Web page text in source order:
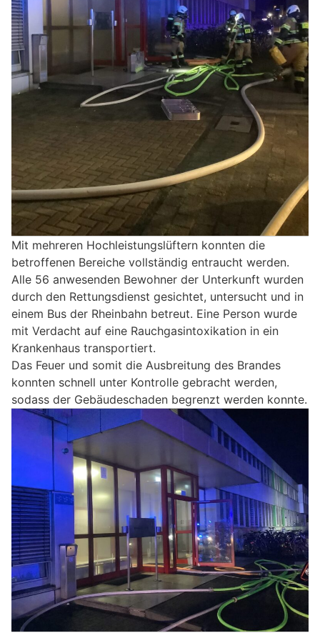
Mit mehreren Hochleistungslüftern konnten die
betroffenen Bereiche vollständig entraucht werden.
Alle 56 anwesenden Bewohner der Unterkunft wurden
durch den Rettungsdienst gesichtet, untersucht und in
einem Bus der Rheinbahn betreut. Eine Person wurde
mit Verdacht auf eine Rauchgasintoxikation in ein
Krankenhaus transportiert.
Das Feuer und somit die Ausbreitung des Brandes
konnten schnell unter Kontrolle gebracht werden,
sodass der Gebäudeschaden begrenzt werden konnte.